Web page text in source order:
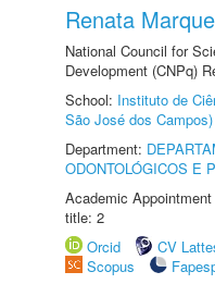
Renata
National Council for
Development (CNPq)
School: Instituto de
São José dos Campos)
Department:
ODONTOLÓGICOS E
Academic
title: 2
Orcid
CV
Scopus